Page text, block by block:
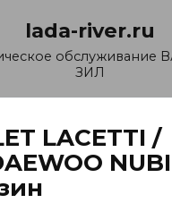
lada-river.ru
обслуживание
ЗИЛ
LACETTI /